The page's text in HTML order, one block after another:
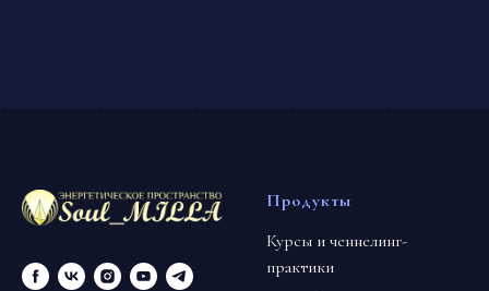
Продукты
Курсы и ченнелинг-
практики